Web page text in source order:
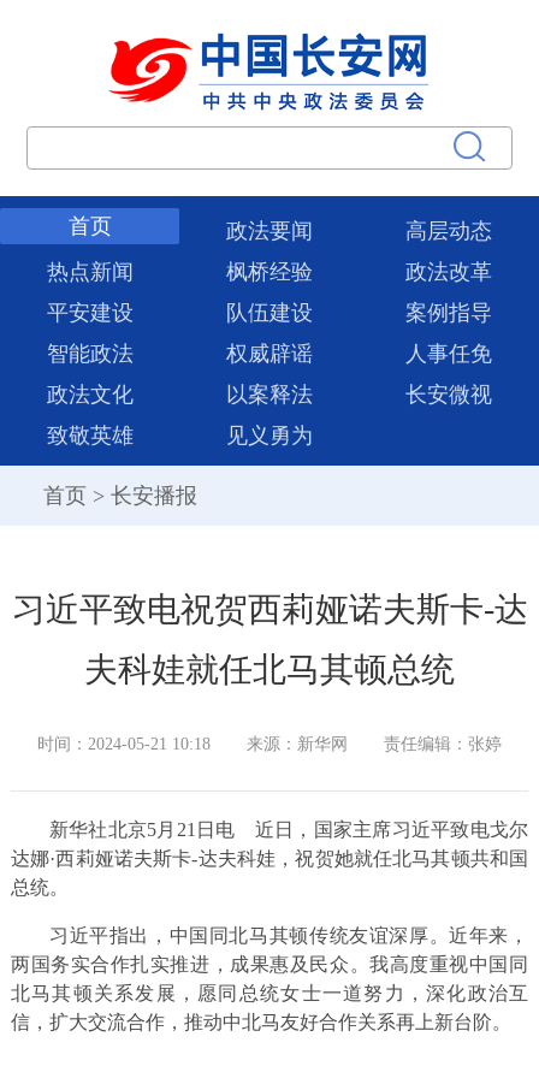
首页 政法要闻
高层动态
热点新闻
枫桥经验
政法改革
平安建设
队伍建设
案例指导
智能政法
权威辟谣
人事任免
政法文化
以案释法
长安微视
致敬英雄
见义勇为
首页 > 长安播报
习近平致电祝贺西莉娅诺夫斯卡-达
夫科娃就任北马其顿总统
时间：2024-05-21 10:18 来源：新华网 责任编辑：张婷
新华社北京5月21日电
近日，国家主席习近平致电戈尔
达娜·西莉娅诺夫斯卡-达夫科娃，祝贺她就任北马其顿共和国
总统。
习近平指出，中国同北马其顿传统友谊深厚。近年来，
两国务实合作扎实推进，成果惠及民众。我高度重视中国同
北马其顿关系发展，愿同总统女士一道努力，深化政治互
信，扩大交流合作，推动中北马友好合作关系再上新台阶。